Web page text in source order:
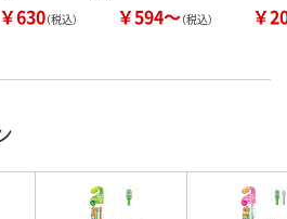
￥630（税込） ￥594～（税込） ￥